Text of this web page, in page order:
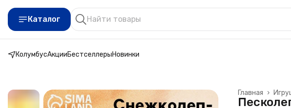
Каталог
КолумбусАкцииБестселлерыНовинки
Главная ›